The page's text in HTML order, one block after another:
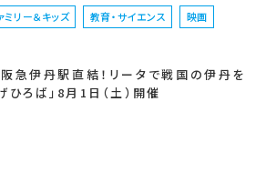
ミリー＆キッズ 教育・サイエンス 映画
急伊丹駅直結！リータで戦国の伊丹を
ひろば」8月1日（土）開催